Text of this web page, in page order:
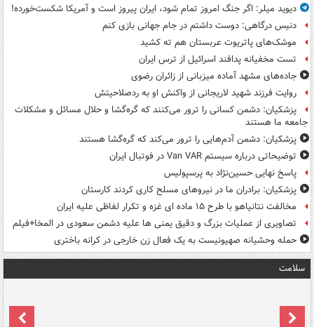
دیوید میلر: اگر جنگ امروز تمام شود، ایران پیروز است و آمریکا شکست‌خورده!
دنیس درگاهی: دوست داشتم در جام جهانی بازی کنم
موشک‌های پاتریوت عربستان هم ته‌ کشید
تست مخفیانه پدافند اسرائیل از ترس ایران
جاده‌های مشهد آماده میزبانی از زائران رضوی
روایت فرزند شهید لاریجانی از واکنش او به ردصلاحیتش
پزشکیان: دشمن کسانی را ترور می‌کنند که گره‌گشا و حلال مسائل و مشکلات
جامعه ما هستند
پزشکیان: دشمن آدم‌هایی را ترور می‌کند که گره‌گشا هستند
توضیحاتی درباره سیستم Van VAR در فوتبال ایران
پاسخ نهایی حسین‌نژاد به پرسپولیس
پزشکیان: برادران ما در نیروهای مسلح کاری کردند کارستان
مخالفت نتانیاهو با طرح ۱۵ ماده ای غزه و تکرار لفاظی علیه ایران
تصاویری از عملیات بزرگ و دقیق یمنی ها علیه دشمن سعودی در المخا+فیلم
حمله وحشیانه صهیونیست به یک فعال زن خارجی در کرانه باختری
سلامت